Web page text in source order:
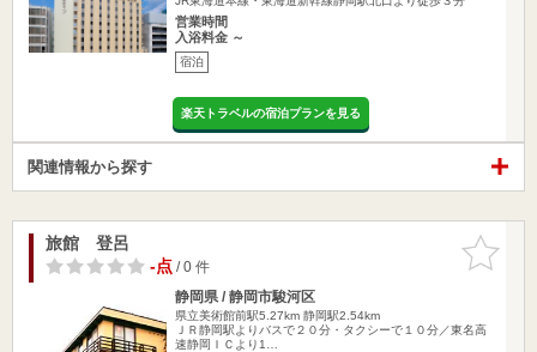
営業時間
入浴料金 ～
宿泊
楽天トラベルの宿泊プランを見る
関連情報から探す
お気に入
りに追加
旅館 登呂
-点/ 0 件
静岡県 / 静岡市駿河区
県立美術館前駅5.27km 静岡駅2.54km
ＪＲ静岡駅よりバスで２０分・タクシーで１０分／東名高
速静岡ＩＣより1…